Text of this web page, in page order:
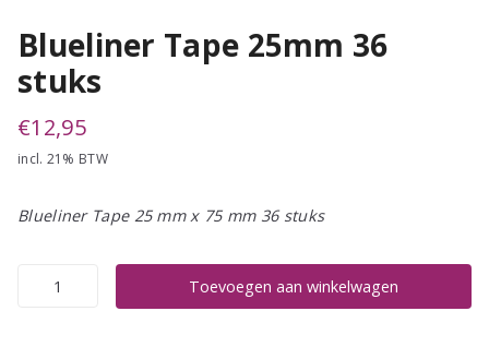
Blueliner Tape 25mm 36
stuks
€12,95
incl. 21% BTW
Blueliner Tape 25 mm x 75 mm 36 stuks
Blueliner
Toevoegen aan winkelwagen